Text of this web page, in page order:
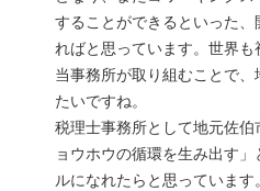
することができるといった
ればと思っています。世界
当事務所が取り組むことで
たいですね。
税理士事務所として地元佐
ョウホウの循環を生み出す
ルになれたらと思っています。